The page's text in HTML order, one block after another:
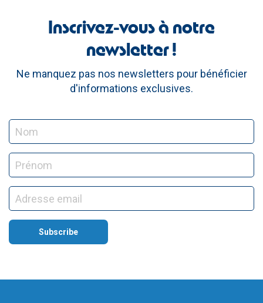
Inscrivez-vous à notre
newsletter !
Ne manquez pas nos newsletters pour bénéficier
d'informations exclusives.